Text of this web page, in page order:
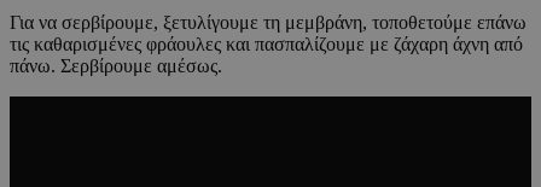
Για να σερβίρουμε, ξετυλίγουμε τη μεμβράνη, τοποθετούμε επάνω
τις καθαρισμένες φράουλες και πασπαλίζουμε με ζάχαρη άχνη από
πάνω. Σερβίρουμε αμέσως.